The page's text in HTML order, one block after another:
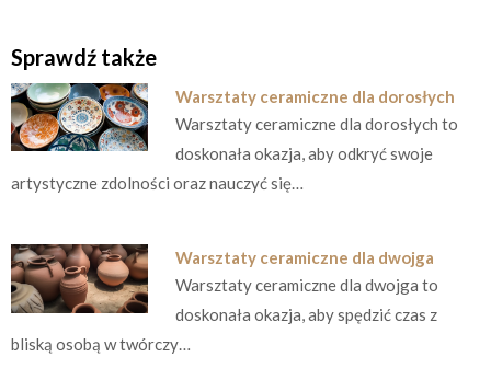
Sprawdź także
Warsztaty ceramiczne dla dorosłych
Warsztaty ceramiczne dla dorosłych to
doskonała okazja, aby odkryć swoje
artystyczne zdolności oraz nauczyć się…
Warsztaty ceramiczne dla dwojga
Warsztaty ceramiczne dla dwojga to
doskonała okazja, aby spędzić czas z
bliską osobą w twórczy…